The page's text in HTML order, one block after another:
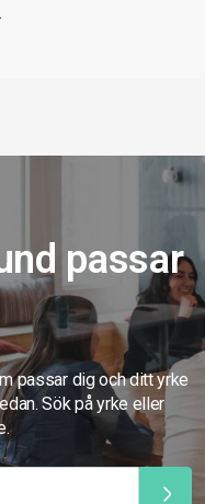
passar
passar dig och ditt yrke
Sök på yrke eller